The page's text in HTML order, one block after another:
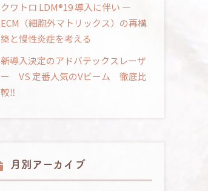
クワトロ LDM®19 導入に伴い ―
ECM（細胞外マトリックス）の再構
築と慢性炎症を考える
新導入決定のアドバテックスレーザ
ー VS 定番人気のVビーム 徹底比
較‼
月別アーカイブ